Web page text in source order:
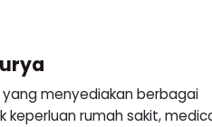
menyediakan berbagai
keperluan rumah sakit,